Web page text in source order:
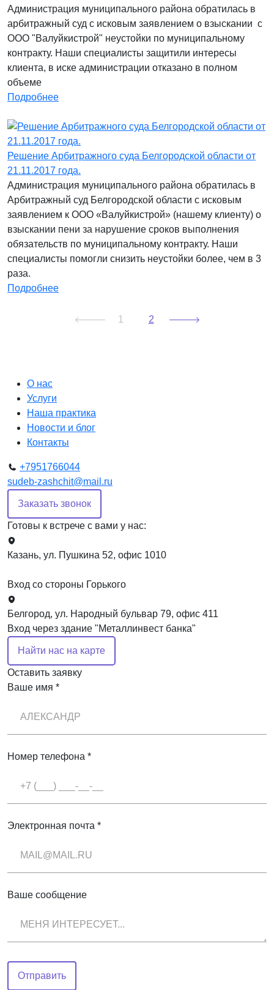
Администрация муниципального района обратилась в
арбитражный суд с исковым заявлением о взыскании с
ООО "Валуйкистрой" неустойки по муниципальному
контракту. Наши специалисты защитили интересы
клиента, в иске администрации отказано в полном
объеме
Подробнее
Решение Арбитражного суда Белгородской области от
21.11.2017 года.
Администрация муниципального района обратилась в
Арбитражный суд Белгородской области с исковым
заявлением к ООО «Валуйкистрой» (нашему клиенту) о
взыскании пени за нарушение сроков выполнения
обязательств по муниципальному контракту. Наши
специалисты помогли снизить неустойки более, чем в 3
раза.
Подробнее
1 2
О нас
Услуги
Наша практика
Новости и блог
Контакты
+7951766044
sudeb-zashchit@mail.ru
Заказать звонок
Готовы к встрече с вами у нас:
Казань, ул. Пушкина 52, офис 1010
Вход со стороны Горького
Белгород, ул. Народный бульвар 79, офис 411
Вход через здание "Металлинвест банка"
Найти нас на карте
Оставить заявку
Ваше имя *
Номер телефона *
Электронная почта *
Ваше сообщение
Отправить